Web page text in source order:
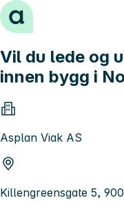
Hopp til innhold
Vil du lede og
innen bygg i
Asplan Viak AS
Killengreensgate 5,